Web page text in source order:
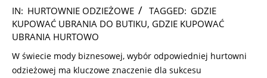
2025-
12-
19
IN: HURTOWNIE ODZIEŻOWE TAGGED: GDZIE
KUPOWAĆ UBRANIA DO BUTIKU, GDZIE KUPOWAĆ
UBRANIA HURTOWO
W świecie mody biznesowej, wybór odpowiedniej hurtowni
odzieżowej ma kluczowe znaczenie dla sukcesu